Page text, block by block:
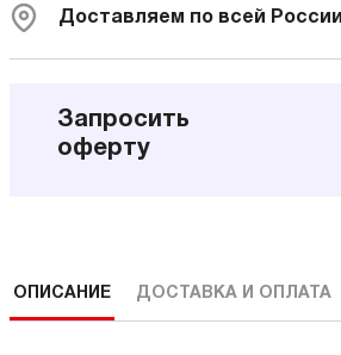
Доставляем по всей России
Запросить
оферту
ОПИСАНИЕ ДОСТАВКА И ОПЛАТА